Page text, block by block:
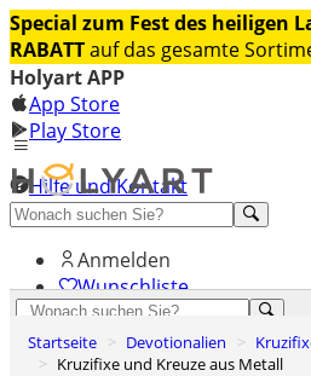
Special zum Fest des heiligen
RABATTauf das gesamte
Holyart APP
App Store
Play Store
Hilfe und Kontakt
Entdecken Sie Premium
Anmelden
Wunschliste
Warenkorb
Startseite Devotionalien
Kruzifixe und Kreuze aus Metall